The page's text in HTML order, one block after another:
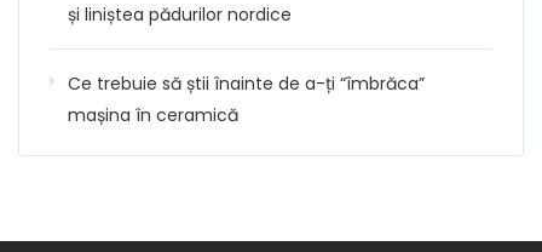
și liniștea pădurilor nordice
Ce trebuie să știi înainte de a-ți “îmbrăca”
mașina în ceramică